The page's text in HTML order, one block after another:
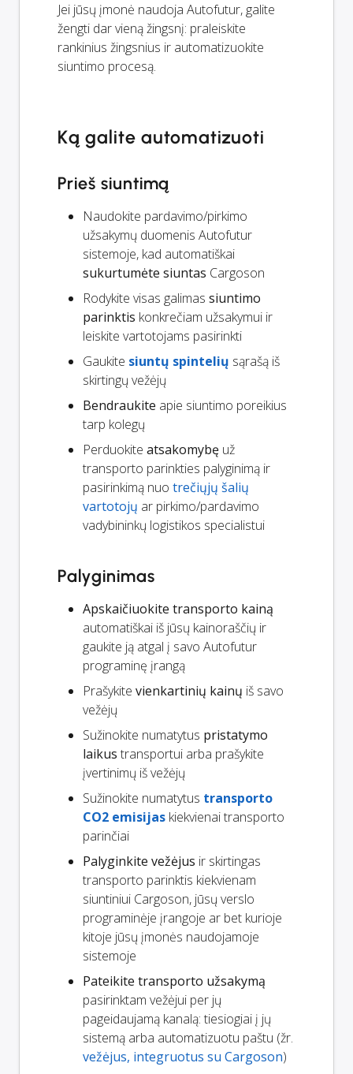
Jei jūsų įmonė naudoja Autofutur, galite
žengti dar vieną žingsnį: praleiskite
rankinius žingsnius ir automatizuokite
siuntimo procesą.
Ką galite automatizuoti
Prieš siuntimą
Naudokite pardavimo/pirkimo
užsakymų duomenis Autofutur
sistemoje, kad automatiškai
sukurtumėte siuntas Cargoson
Rodykite visas galimas siuntimo
parinktis konkrečiam užsakymui ir
leiskite vartotojams pasirinkti
Gaukite siuntų spintelių sąrašą iš
skirtingų vežėjų
Bendraukite apie siuntimo poreikius
tarp kolegų
Perduokite atsakomybę už
transporto parinkties palyginimą ir
pasirinkimą nuo trečiųjų šalių
vartotojų ar pirkimo/pardavimo
vadybininkų logistikos specialistui
Palyginimas
Apskaičiuokite transporto kainą
automatiškai iš jūsų kainoraščių ir
gaukite ją atgal į savo Autofutur
programinę įrangą
Prašykite vienkartinių kainų iš savo
vežėjų
Sužinokite numatytus pristatymo
laikus transportui arba prašykite
įvertinimų iš vežėjų
Sužinokite numatytus transporto
CO2 emisijas kiekvienai transporto
parinčiai
Palyginkite vežėjus ir skirtingas
transporto parinktis kiekvienam
siuntiniui Cargoson, jūsų verslo
programinėje įrangoje ar bet kurioje
kitoje jūsų įmonės naudojamoje
sistemoje
Pateikite transporto užsakymą
pasirinktam vežėjui per jų
pageidaujamą kanalą: tiesiogiai į jų
sistemą arba automatizuotu paštu (žr.
vežėjus, integruotus su Cargoson)